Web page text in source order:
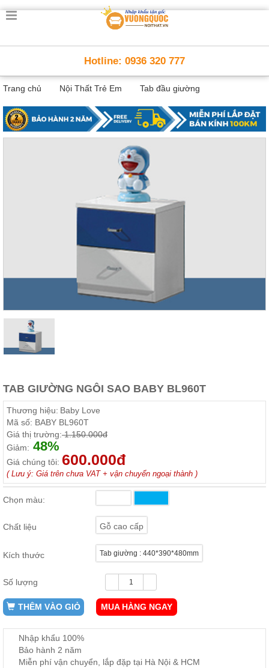
Trang
Thông
Minh
thất
thông
minh
Thất
Thất
Phòng
Ngủ
Giường
ngủ, tủ
áo, bàn
trang
điểm
Nội
Thất
Ăn
ghế
bếp
Nội
Thất
Ban
Công,
Vườn
Hotline: 0936 320 777
Trang chủ Nội Thất Trẻ Em Tab đầu giường
TAB GIƯỜNG NGÔI SAO BABY BL960T
Thương hiệu: Baby Love
Mã số: BABY BL960T
Giá thị trường:1.150.000đ
Giảm: 48%
Giá chúng tôi: 600.000đ
( Lưu ý: Giá trên chưa VAT + vận chuyển ngoại thành )
Chọn màu:
Chất liệu Gỗ cao cấp
Kích thước Tab giường : 440*390*480mm
Số lượng
THÊM VÀO GIỎ MUA HÀNG NGAY
Nhập khẩu 100%
Bảo hành 2 năm
Miễn phí vận chuyển, lắp đặp tại Hà Nội & HCM